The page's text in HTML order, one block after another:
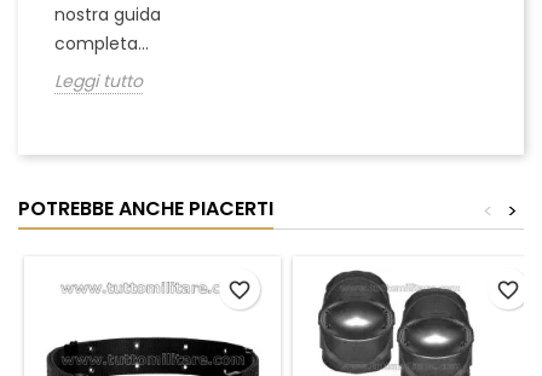
nostra guida
completa...
Leggi tutto
POTREBBE ANCHE PIACERTI >
<
favorite_border favorite_border